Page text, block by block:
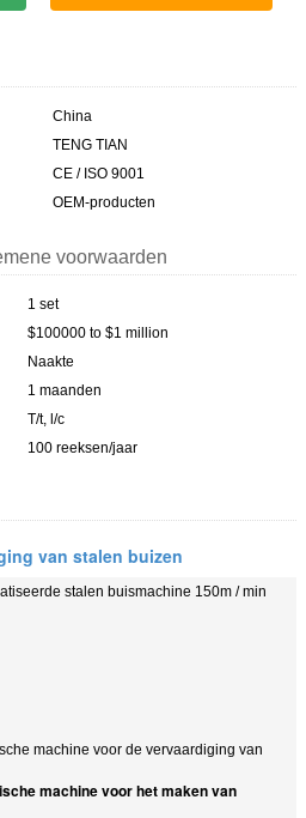
China
TENG TIAN
CE / ISO 9001
OEM-producten
voorwaarden
1 set
$100000 to $1 million
Naakte
1 maanden
T/t, l/c
100 reeksen/jaar
van stalen buizen
stalen buismachine 150m / min
machine voor de vervaardiging van
machine voor het maken van